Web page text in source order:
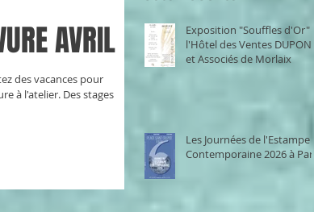
AVRIL
des vacances pour
à l'atelier. Des stages
Exposition "Souffles d'Or" à
l'Hôtel des Ventes DUPONT
et Associés de Morlaix
Les Journées de l'Estampe
Contemporaine 2026 à Paris